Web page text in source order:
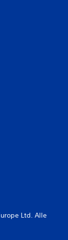
Ltd. Alle